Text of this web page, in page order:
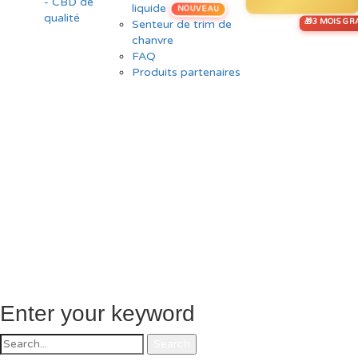
liquide
NOUVEAU
Senteur de trim de
chanvre
FAQ
Produits partenaires
Enter your keyword